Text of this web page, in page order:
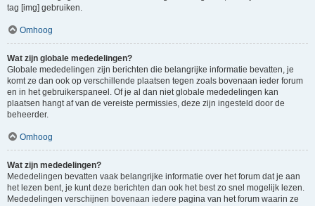
tag [img] gebruiken.
Omhoog
Wat zijn globale mededelingen?
Globale mededelingen zijn berichten die belangrijke informatie bevatten, je
komt ze dan ook op verschillende plaatsen tegen zoals bovenaan ieder forum
en in het gebruikerspaneel. Of je al dan niet globale mededelingen kan
plaatsen hangt af van de vereiste permissies, deze zijn ingesteld door de
beheerder.
Omhoog
Wat zijn mededelingen?
Mededelingen bevatten vaak belangrijke informatie over het forum dat je aan
het lezen bent, je kunt deze berichten dan ook het best zo snel mogelijk lezen.
Mededelingen verschijnen bovenaan iedere pagina van het forum waarin ze